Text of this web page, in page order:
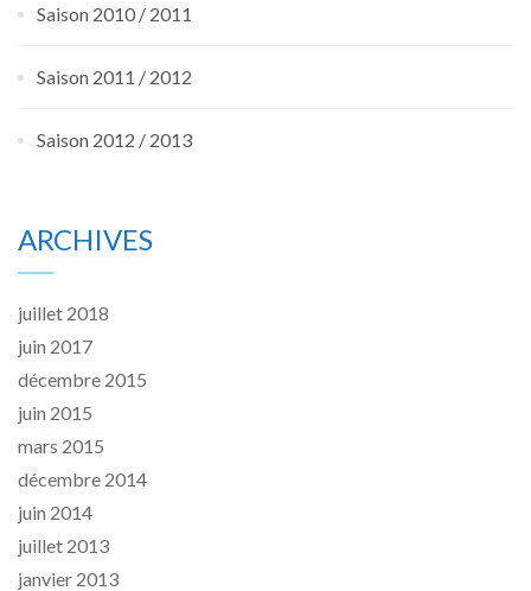
Saison 2010 / 2011
Saison 2011 / 2012
Saison 2012 / 2013
ARCHIVES
juillet 2018
juin 2017
décembre 2015
juin 2015
mars 2015
décembre 2014
juin 2014
juillet 2013
janvier 2013